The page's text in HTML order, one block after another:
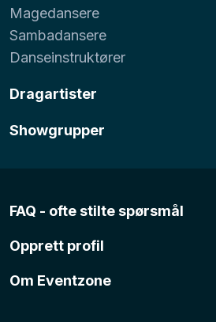
Magedansere
Sambadansere
Danseinstruktører
Dragartister
Showgrupper
FAQ - ofte stilte spørsmål
Opprett profil
Om Eventzone